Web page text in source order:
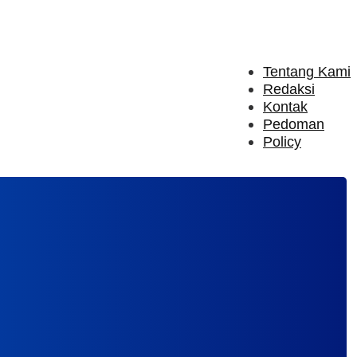
Tentang Kami
Redaksi
Kontak
Pedoman
Policy